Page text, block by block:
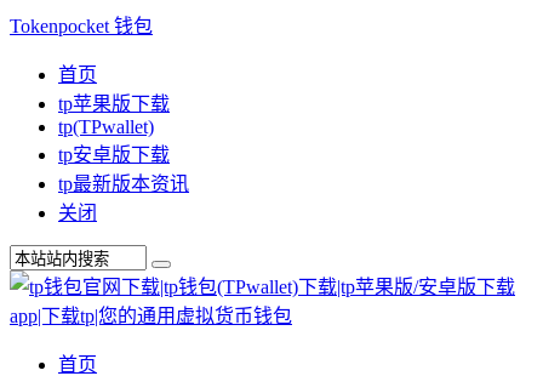
Tokenpocket 钱包
首页
tp苹果版下载
tp(TPwallet)
tp安卓版下载
tp最新版本资讯
关闭
首页